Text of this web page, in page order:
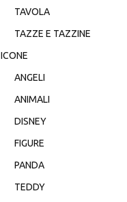
TAVOLA
TAZZE E TAZZINE
ICONE
ANGELI
ANIMALI
DISNEY
FIGURE
PANDA
TEDDY